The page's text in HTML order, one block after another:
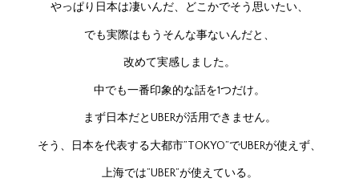
やっぱり日本は凄いんだ、どこかでそう思いたい、
でも実際はもうそんな事ないんだと、
改めて実感しました。
中でも一番印象的な話を1つだけ。
まず日本だとUBERが活用できません。
そう、日本を代表する大都市”TOKYO”でUBERが使えず、
上海では”UBER”が使えている。